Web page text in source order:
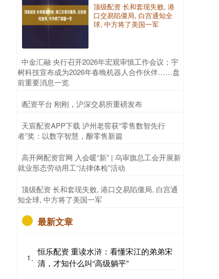
顶级配资 长和套现失败, 港
口交易陷僵局, 白宫通知全
球, 中方将了美国一军
​中金汇融 央行召开2026年宏观审慎工作会议；宇
树科技宣布成为2026年春晚机器人合作伙伴……盘
前重要消息一览
​i配资平台 刚刚，沪深交易所重磅发布
​天宸配资APP下载 泸州老窖获“零售数智先行
者”奖：以数字智慧，酿零售新篇
​高开网配资官网 入会暖“新” | 乌审旗总工会开展新
就业形态劳动用工“法律体检”活动
​顶级配资 长和套现失败, 港口交易陷僵局, 白宫通
知全球, 中方将了美国一军
最新文章
1、
恒乐配资 重读水浒：看懂宋江的弟弟宋
清，才知什么叫“高级躺平”